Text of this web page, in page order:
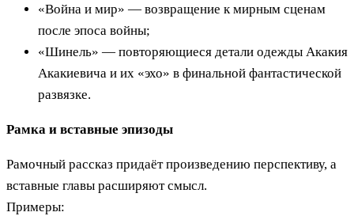
«Война и мир» — возвращение к мирным сценам
после эпоса войны;
«Шинель» — повторяющиеся детали одежды Акакия
Акакиевича и их «эхо» в финальной фантастической
развязке.
Рамка и вставные эпизоды
Рамочный рассказ придаёт произведению перспективу, а
вставные главы расширяют смысл.
Примеры: